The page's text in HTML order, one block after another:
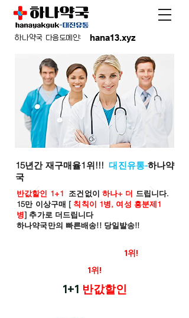
hana13.xyz
하나약국 다음도메인:
15년간 재구매율1위!!!대진유통-하나약
국
반값할인 1+1 조건없이 하나+ 더 드립니다.
15만 이상구매 [ 칙칙이 1병, 여성 흥분제1
병] 추가로 더드립니다
하나약국만의 빠른배송!! 당일발송!!
1위!
1위!
1+1 반값할인